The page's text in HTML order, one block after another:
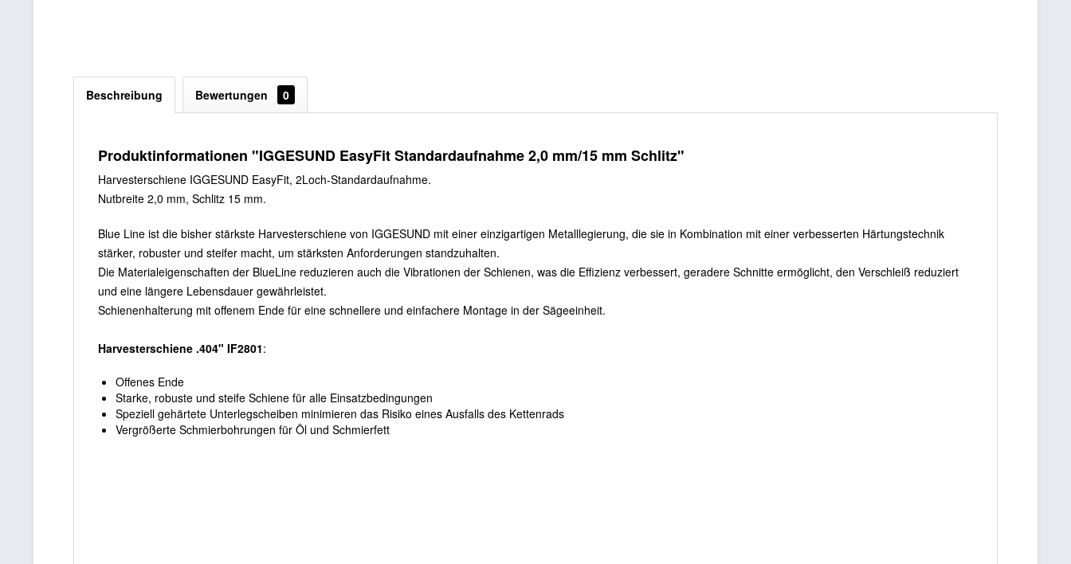
Beschreibung Bewertungen 0
Produktinformationen "IGGESUND EasyFit Standardaufnahme 2,0 mm/15 mm Schlitz"
Harvesterschiene IGGESUND EasyFit, 2Loch-Standardaufnahme.
Nutbreite 2,0 mm, Schlitz 15 mm.
Blue Line ist die bisher stärkste Harvesterschiene von IGGESUND mit einer einzigartigen Metalllegierung, die sie in Kombination mit einer verbesserten Härtungstechnik
stärker, robuster und steifer macht, um stärksten Anforderungen standzuhalten.
Die Materialeigenschaften der BlueLine reduzieren auch die Vibrationen der Schienen, was die Effizienz verbessert, geradere Schnitte ermöglicht, den Verschleiß reduziert
und eine längere Lebensdauer gewährleistet.
Schienenhalterung mit offenem Ende für eine schnellere und einfachere Montage in der Sägeeinheit.
Harvesterschiene .404" IF2801:
Offenes Ende
Starke, robuste und steife Schiene für alle Einsatzbedingungen
Speziell gehärtete Unterlegscheiben minimieren das Risiko eines Ausfalls des Kettenrads
Vergrößerte Schmierbohrungen für Öl und Schmierfett